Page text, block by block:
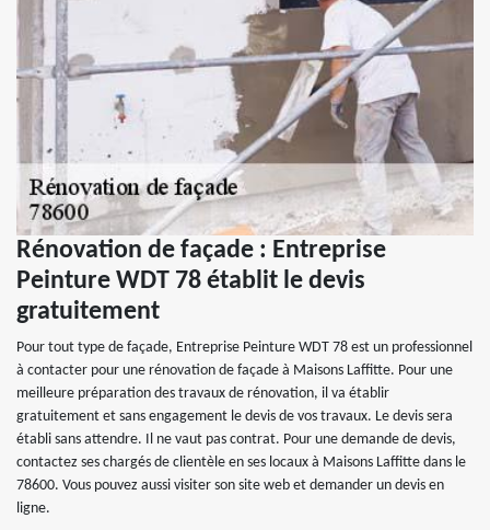
Rénovation de façade : Entreprise
Peinture WDT 78 établit le devis
gratuitement
Pour tout type de façade, Entreprise Peinture WDT 78 est un professionnel
à contacter pour une rénovation de façade à Maisons Laffitte. Pour une
meilleure préparation des travaux de rénovation, il va établir
gratuitement et sans engagement le devis de vos travaux. Le devis sera
établi sans attendre. Il ne vaut pas contrat. Pour une demande de devis,
contactez ses chargés de clientèle en ses locaux à Maisons Laffitte dans le
78600. Vous pouvez aussi visiter son site web et demander un devis en
ligne.